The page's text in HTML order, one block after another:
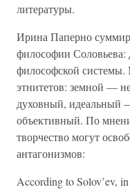
литературы.
Ирина Паперно
философии Соловьева:
философской системы.
этнитетов: земной —
духовный,
объективный. По
творчество могут
антагонизмов:
According to Solov’ev,